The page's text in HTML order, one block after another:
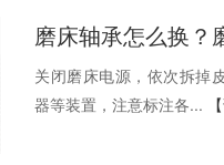
关闭磨床电源，依次拆掉
器等装置，注意标注各...